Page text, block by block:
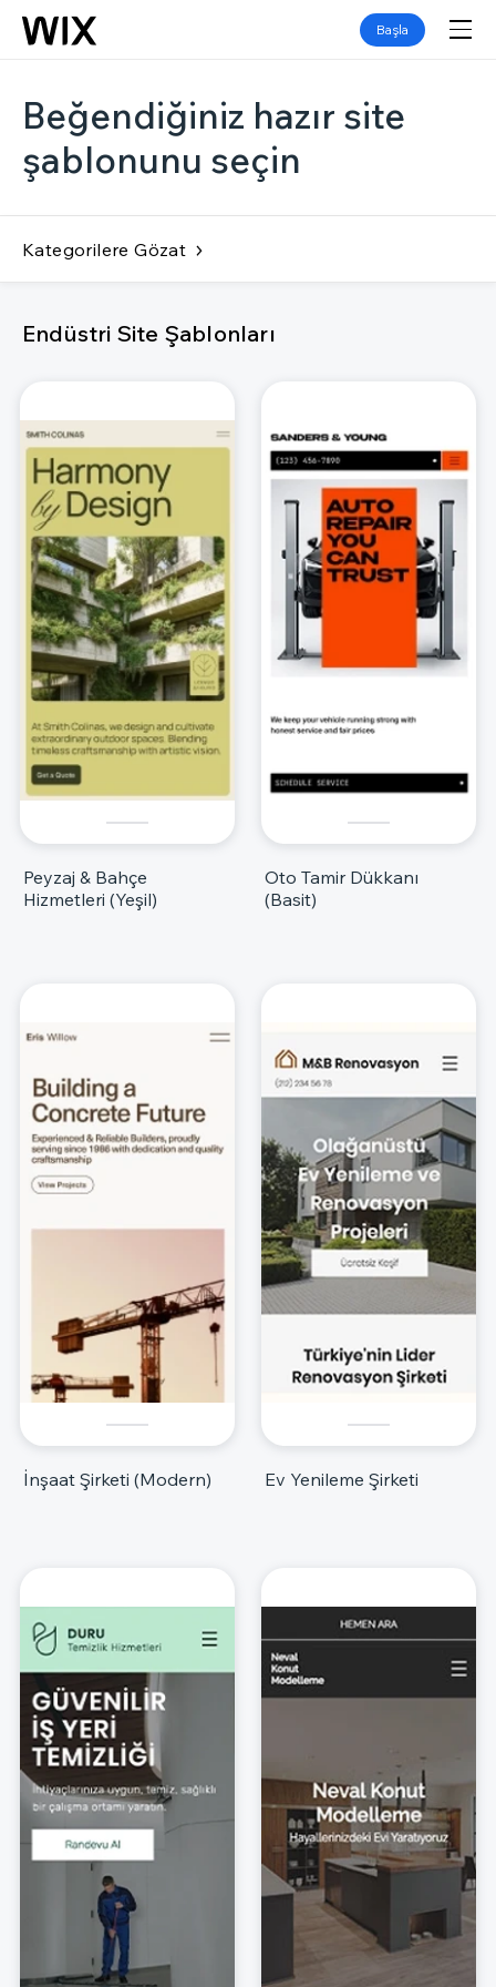
Başla
Beğendiğiniz hazır site
şablonunu seçin
Kategorilere Gözat
Endüstri Site Şablonları
Peyzaj & Bahçe
Hizmetleri (Yeşil)
Oto Tamir Dükkanı
(Basit)
İnşaat Şirketi (Modern) Ev Yenileme Şirketi